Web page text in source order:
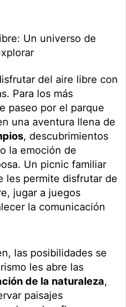
Un universo de
del aire libre con
Para los más
paseo por el parque
una aventura llena de
, descubrimientos
la emoción de
Un picnic familiar
les permite disfrutar de
jugar a juegos
la comunicación
las posibilidades se
les abre las
de la naturaleza,
paisajes